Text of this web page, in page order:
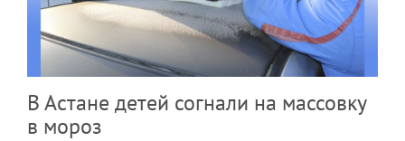
В Астане детей согнали на массовку
в мороз